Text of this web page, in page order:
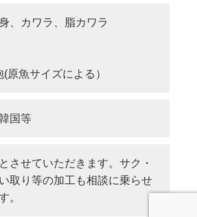
、カワラ、脂カワラ
原魚サイズによる）
国等
させていただきます。サク・
取り等の加工も相談に乗らせ
。